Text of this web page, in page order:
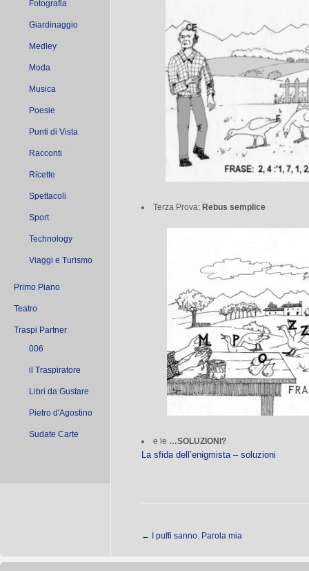
Fotografia
Giardinaggio
Medley
Moda
Musica
Poesie
Punti di Vista
Racconti
Ricette
Spettacoli
Sport
Technology
Viaggi e Turismo
Primo Piano
Teatro
Traspi Partner
006
il Traspiratore
Libri da Gustare
Pietro d'Agostino
Sudate Carte
Terza Prova: Rebus semplice
e le …SOLUZIONI?
La sfida dell’enigmista – soluzioni
← I puffi sanno. Parola mia